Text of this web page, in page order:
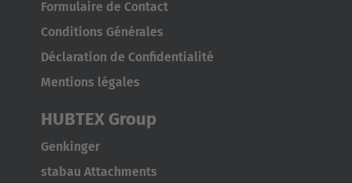
Formulaire de Contact
Conditions Générales
Déclaration de Confidentialité
Mentions légales
HUBTEX Group
Genkinger
stabau Attachments